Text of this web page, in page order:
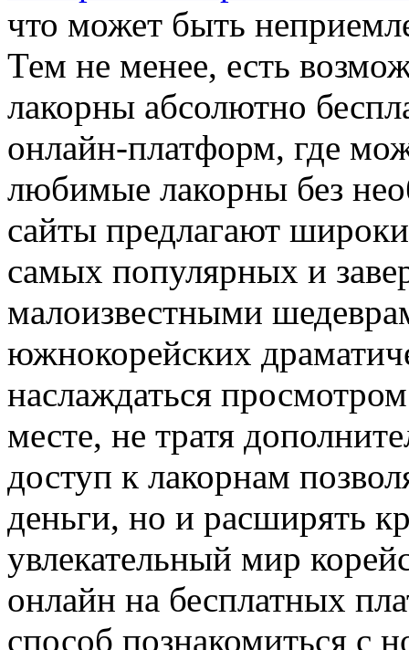
что может быть
Тем не менее, есть
лакорны абсолютно
онлайн-платформ, где
любимые лакорны без
сайты предлагают
самых популярных и
малоизвестными
южнокорейских
наслаждаться
месте, не тратя
доступ к лакорнам
деньги, но и расширять
увлекательный мир
онлайн на бесплатных
способ познакомиться с